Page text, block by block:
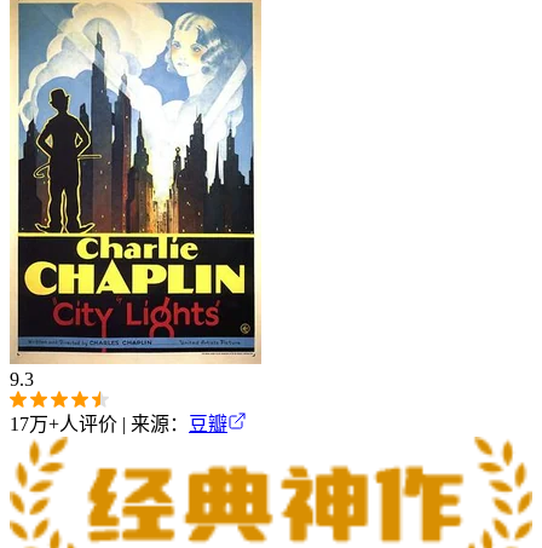
9.3
17万+人评价 | 来源： 豆瓣